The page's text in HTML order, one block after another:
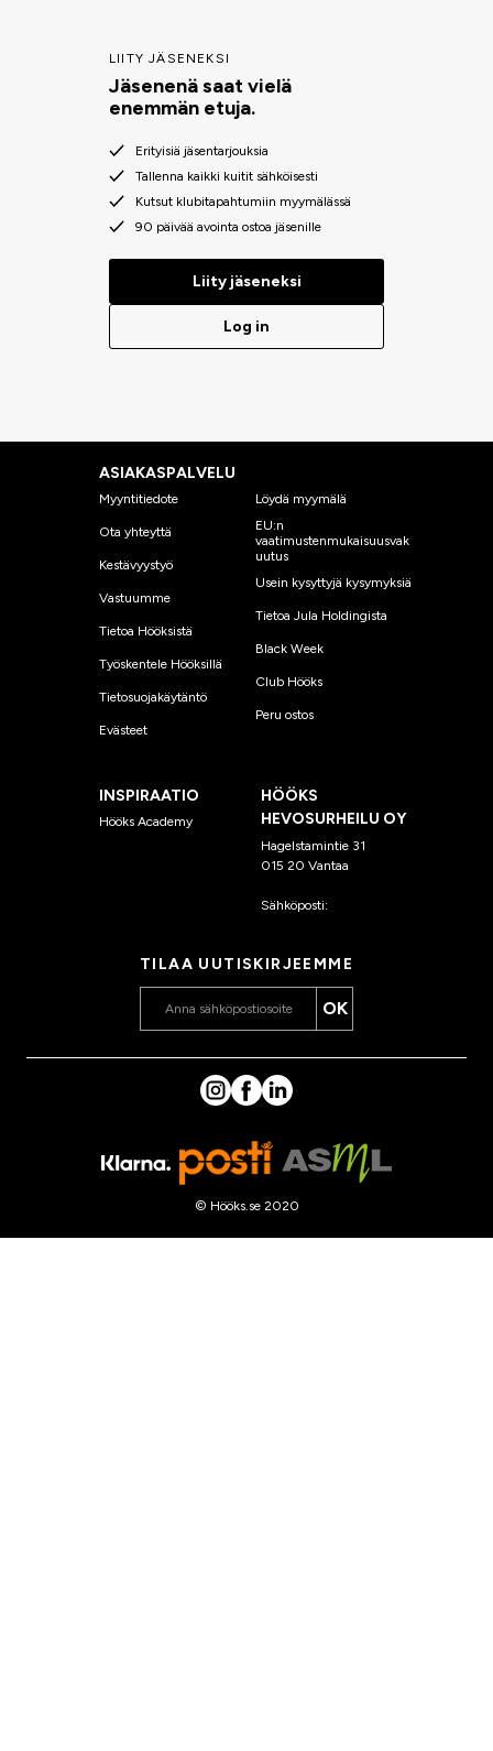
LIITY JÄSENEKSI
Jäsenenä saat vielä
enemmän etuja.
Erityisiä jäsentarjouksia
Tallenna kaikki kuitit sähköisesti
Kutsut klubitapahtumiin myymälässä
90 päivää avointa ostoa jäsenille
Liity jäseneksi
Log in
ASIAKASPALVELU
Myyntitiedote
Ota yhteyttä
Kestävyystyö
Vastuumme
Tietoa Hööksistä
Työskentele Hööksillä
Tietosuojakäytäntö
Evästeet
Löydä myymälä
EU:n
vaatimustenmukaisuusvak
uutus
Usein kysyttyjä kysymyksiä
Tietoa Jula Holdingista
Black Week
Club Hööks
Peru ostos
INSPIRAATIO
Hööks Academy
HÖÖKS
HEVOSURHEILU OY
Hagelstamintie 31
015 20 Vantaa
Sähköposti:
TILAA UUTISKIRJEEMME
OK
© Hööks.se 2020